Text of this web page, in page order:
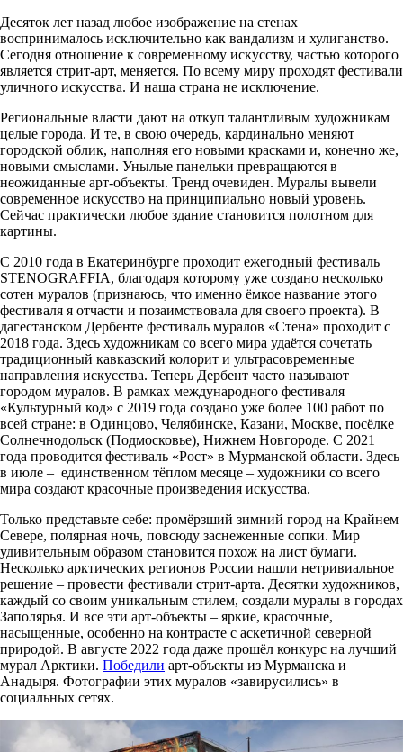
Десяток лет назад любое изображение на стенах
воспринималось исключительно как вандализм и хулиганство.
Сегодня отношение к современному искусству, частью которого
является стрит-арт, меняется. По всему миру проходят фестивали
уличного искусства. И наша страна не исключение.
Региональные власти дают на откуп талантливым художникам
целые города. И те, в свою очередь, кардинально меняют
городской облик, наполняя его новыми красками и, конечно же,
новыми смыслами. Унылые панельки превращаются в
неожиданные арт-объекты. Тренд очевиден. Муралы вывели
современное искусство на принципиально новый уровень.
Сейчас практически любое здание становится полотном для
картины.
С 2010 года в Екатеринбурге проходит ежегодный фестиваль
STENOGRAFFIA, благодаря которому уже создано несколько
сотен муралов (признаюсь, что именно ёмкое название этого
фестиваля я отчасти и позаимствовала для своего проекта). В
дагестанском Дербенте фестиваль муралов «Стена» проходит с
2018 года. Здесь художникам со всего мира удаётся сочетать
традиционный кавказский колорит и ультрасовременные
направления искусства. Теперь Дербент часто называют
городом муралов. В рамках международного фестиваля
«Культурный код» с 2019 года создано уже более 100 работ по
всей стране: в Одинцово, Челябинске, Казани, Москве, посёлке
Солнечнодольск (Подмосковье), Нижнем Новгороде. С 2021
года проводится фестиваль «Рост» в Мурманской области. Здесь
в июле – единственном тёплом месяце – художники со всего
мира создают красочные произведения искусства.
Только представьте себе: промёрзший зимний город на Крайнем
Севере, полярная ночь, повсюду заснеженные сопки. Мир
удивительным образом становится похож на лист бумаги.
Несколько арктических регионов России нашли нетривиальное
решение ­– провести фестивали стрит-арта. Десятки художников,
каждый со своим уникальным стилем, создали муралы в городах
Заполярья. И все эти арт-объекты – яркие, красочные,
насыщенные, особенно на контрасте с аскетичной северной
природой. В августе 2022 года даже прошёл конкурс на лучший
мурал Арктики. Победили арт-объекты из Мурманска и
Анадыря. Фотографии этих муралов «завирусились» в
социальных сетях.